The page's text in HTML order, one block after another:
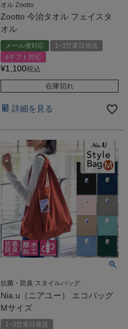
オル Zootto
Zootto 今治タオル フェイスタ
オル
メール便対応
1~3営業日発送
eギフト対応
¥1,100税込
在庫切れ
詳細を見る
抗菌・防臭 スタイルバッグ
Nia.u（ニアユー） エコバッグ
Mサイズ
1~3営業日発送